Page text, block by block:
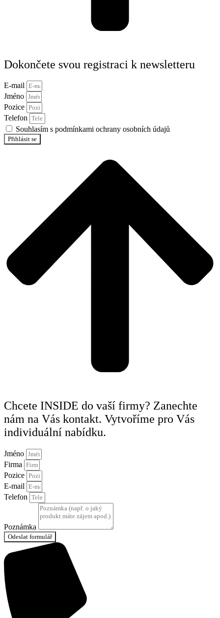
Dokončete svou registraci k newsletteru
E-mail
Jméno
Pozice
Telefon
Souhlasím s podmínkami ochrany osobních údajů
Přihlásit se
Chcete INSIDE do vaší firmy? Zanechte
nám na Vás kontakt. Vytvoříme pro Vás
individuální nabídku.
Jméno
Firma
Pozice
E-mail
Telefon
Poznámka
Odeslat formulář